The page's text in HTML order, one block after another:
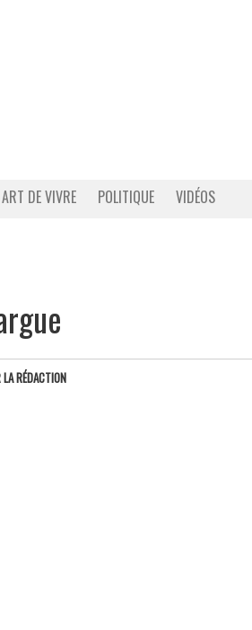
ART DE VIVRE POLITIQUE VIDÉOS
LA RÉDACTION